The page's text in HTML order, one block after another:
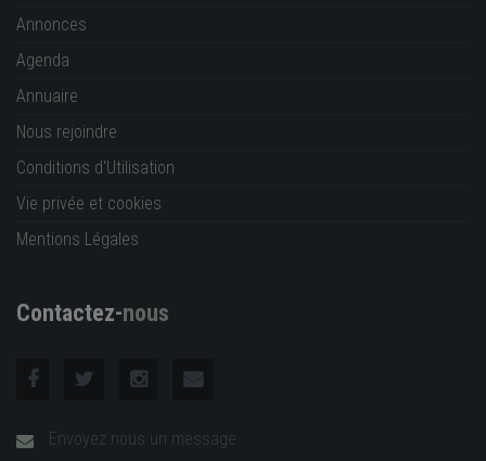
Annonces
Agenda
Annuaire
Nous rejoindre
Conditions d'Utilisation
Vie privée et cookies
Mentions Légales
Contactez-nous
Envoyez nous un message